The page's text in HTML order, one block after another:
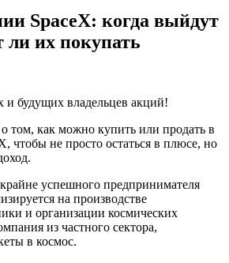
SpaceX: когда выйдут
ли их покупать
и будущих владельцев акций!
том, как можно купить или продать в
чтобы не просто остаться в плюсе, но
успешного предпринимателя
на производстве
и организации космических
из частного сектора,
в космос.